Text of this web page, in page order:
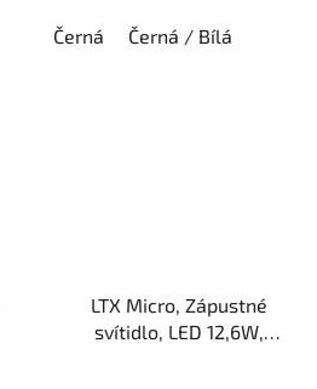
Černá Černá / Bílá
LTX Micro, Zápustné
svítidlo, LED 12,6W,